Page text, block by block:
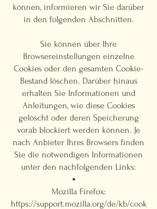
können, informieren wir Sie darüber
in den folgenden Abschnitten.
Sie können über Ihre
Browsereinstellungen einzelne
Cookies oder den gesamten Cookie-
Bestand löschen. Darüber hinaus
erhalten Sie Informationen und
Anleitungen, wie diese Cookies
gelöscht oder deren Speicherung
vorab blockiert werden können. Je
nach Anbieter Ihres Browsers finden
Sie die notwendigen Informationen
unter den nachfolgenden Links:
Mozilla Firefox:
https://support.mozilla.org/de/kb/cook